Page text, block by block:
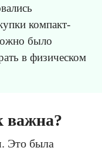
компакт-
было
в физическом
важна?
Это была